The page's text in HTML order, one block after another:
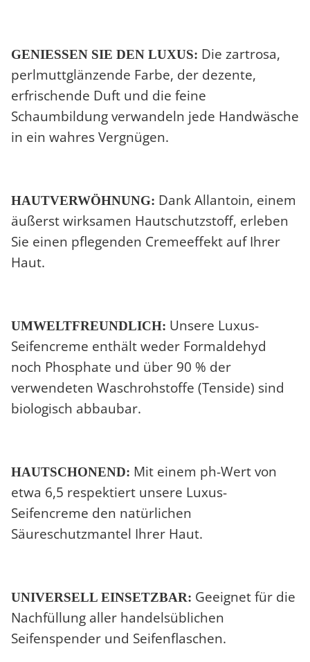
GENIESSEN SIE DEN LUXUS: Die zartrosa,
perlmuttglänzende Farbe, der dezente,
erfrischende Duft und die feine
Schaumbildung verwandeln jede Handwäsche
in ein wahres Vergnügen.
HAUTVERWÖHNUNG: Dank Allantoin, einem
äußerst wirksamen Hautschutzstoff, erleben
Sie einen pflegenden Cremeeffekt auf Ihrer
Haut.
UMWELTFREUNDLICH: Unsere Luxus-
Seifencreme enthält weder Formaldehyd
noch Phosphate und über 90 % der
verwendeten Waschrohstoffe (Tenside) sind
biologisch abbaubar.
HAUTSCHONEND: Mit einem ph-Wert von
etwa 6,5 respektiert unsere Luxus-
Seifencreme den natürlichen
Säureschutzmantel Ihrer Haut.
UNIVERSELL EINSETZBAR: Geeignet für die
Nachfüllung aller handelsüblichen
Seifenspender und Seifenflaschen.